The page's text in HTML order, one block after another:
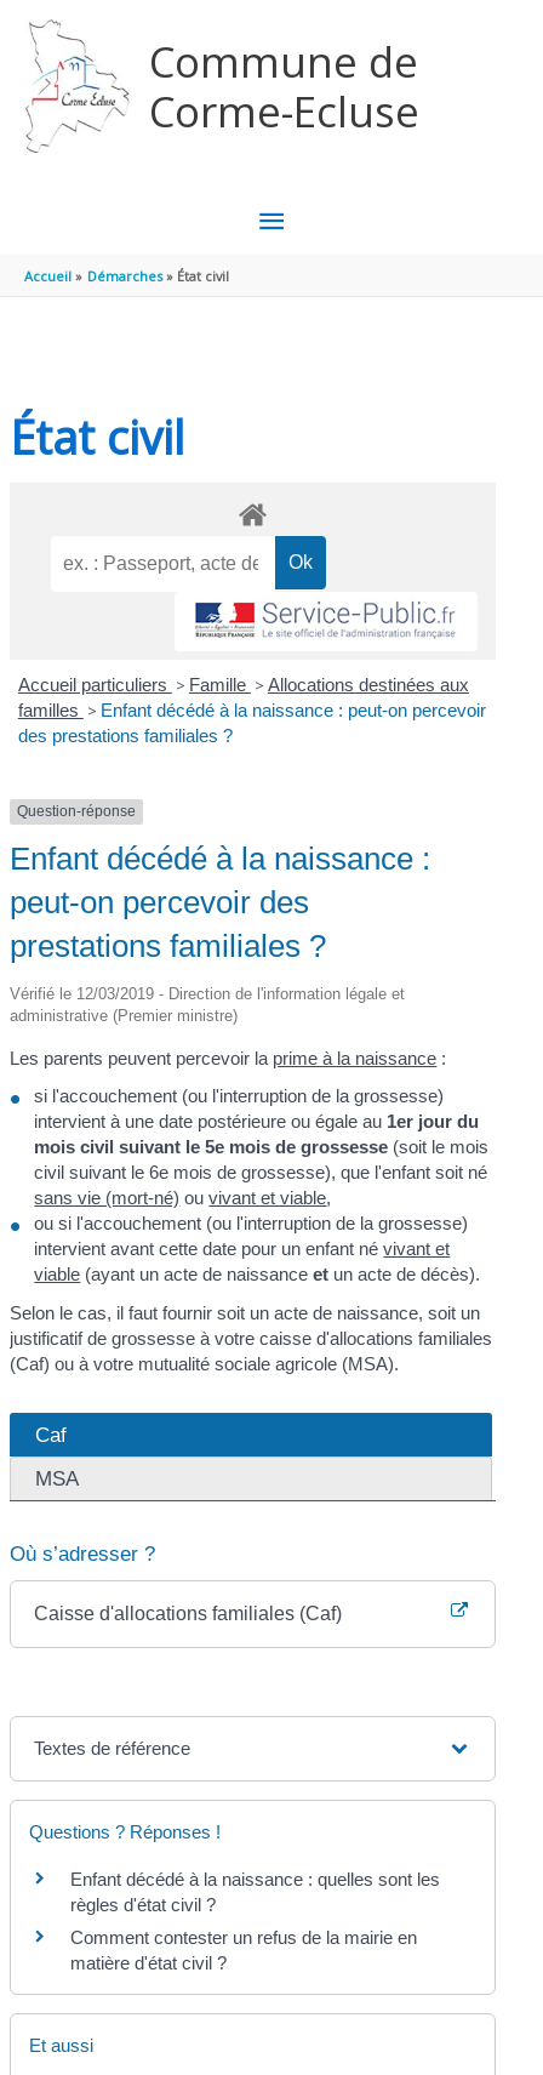
Commune de
Corme-Ecluse
MENU
Accueil Démarches État civil
État civil
Accueil particuliers > Famille > Allocations destinées aux
familles > Enfant décédé à la naissance : peut-on percevoir
des prestations familiales ?
Question-réponse
Enfant décédé à la naissance :
peut-on percevoir des
prestations familiales ?
Vérifié le 12/03/2019 - Direction de l'information légale et
administrative (Premier ministre)
Les parents peuvent percevoir la prime à la naissance :
si l'accouchement (ou l'interruption de la grossesse)
intervient à une date postérieure ou égale au 1er jour du
mois civil suivant le 5e mois de grossesse (soit le mois
civil suivant le 6e mois de grossesse), que l'enfant soit né
sans vie (mort-né) ouvivant et viable,
ou si l'accouchement (ou l'interruption de la grossesse)
intervient avant cette date pour un enfant névivant et
viable (ayant un acte de naissanceet un acte de décès).
Selon le cas, il faut fournir soit un acte de naissance, soit un
justificatif de grossesse à votre caisse d'allocations familiales
(Caf) ou à votre mutualité sociale agricole (MSA).
Caf
MSA
Où s’adresser ?
Caisse d'allocations familiales (Caf)
Textes de référence
Questions ? Réponses !
Enfant décédé à la naissance : quelles sont les
règles d'état civil ?
Comment contester un refus de la mairie en
matière d'état civil ?
Et aussi